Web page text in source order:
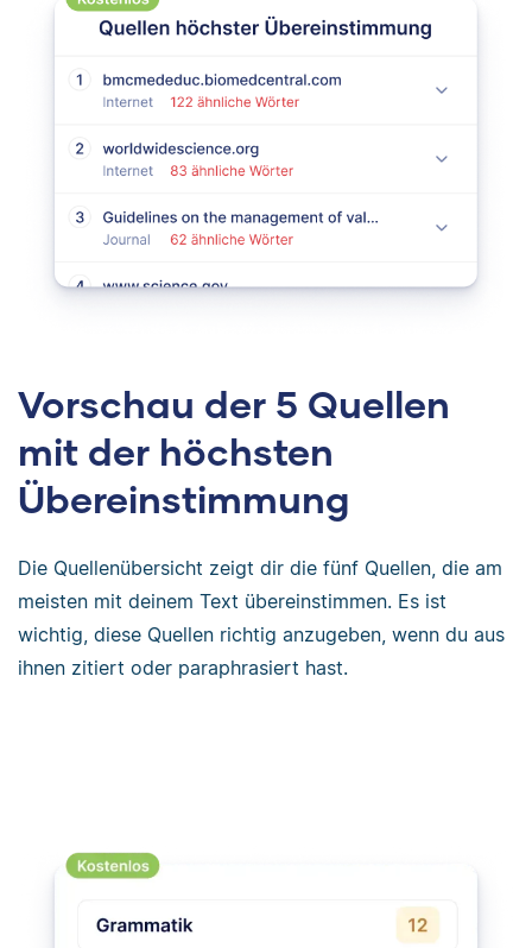
Vorschau der 5 Quellen
mit der höchsten
Übereinstimmung
Die Quellenübersicht zeigt dir die fünf Quellen, die am
meisten mit deinem Text übereinstimmen. Es ist
wichtig, diese Quellen richtig anzugeben, wenn du aus
ihnen zitiert oder paraphrasiert hast.